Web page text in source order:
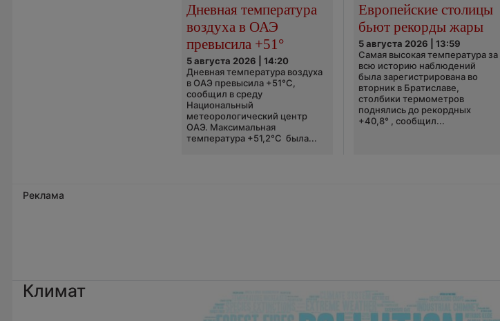
Дневная температура
воздуха в ОАЭ
превысила +51°
5 августа 2026 | 14:20
Дневная температура воздуха
в ОАЭ превысила +51°C,
сообщил в среду
Национальный
метеорологический центр
ОАЭ. Максимальная
температура +51,2°C была...
Европейские столицы
бьют рекорды жары
5 августа 2026 | 13:59
Самая высокая температура за
всю историю наблюдений
была зарегистрирована во
вторник в Братиславе,
столбики термометров
поднялись до рекордных
+40,8° , сообщил...
Реклама
Климат